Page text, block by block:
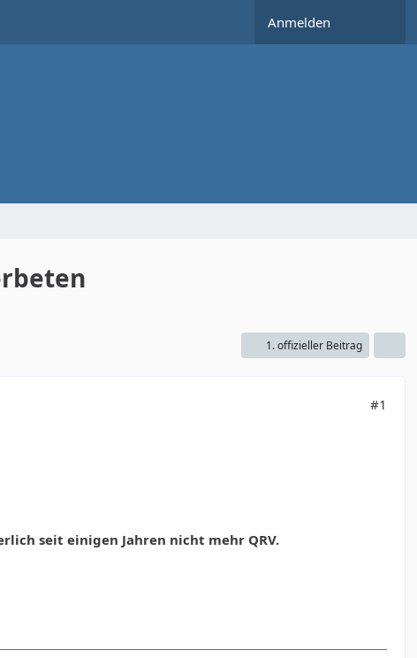
Anmelden
1. offizieller Beitrag
#1
seit einigen Jahren nicht mehr QRV.